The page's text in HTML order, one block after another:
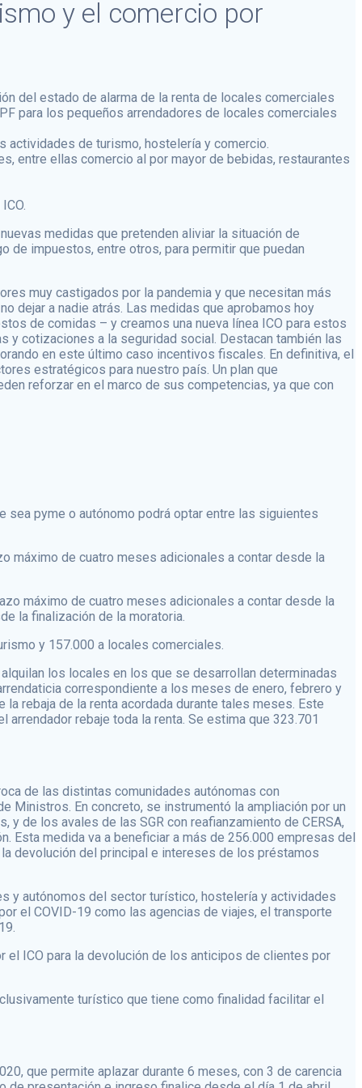
y el comercio por
del estado de alarma de la renta de locales comerciales
para los pequeños arrendadores de locales comerciales
actividades de turismo, hostelería y comercio.
entre ellas comercio al por mayor de bebidas, restaurantes
medidas que pretenden aliviar la situación de
impuestos, entre otros, para permitir que puedan
muy castigados por la pandemia y que necesitan más
dejar a nadie atrás. Las medidas que aprobamos hoy
de comidas – y creamos una nueva línea ICO para estos
y cotizaciones a la seguridad social. Destacan también las
en este último caso incentivos fiscales. En definitiva, el
estratégicos para nuestro país. Un plan que
reforzar en el marco de sus competencias, ya que con
sea pyme o autónomo podrá optar entre las siguientes
máximo de cuatro meses adicionales a contar desde la
máximo de cuatro meses adicionales a contar desde la
la finalización de la moratoria.
y 157.000 a locales comerciales.
los locales en los que se desarrollan determinadas
correspondiente a los meses de enero, febrero y
rebaja de la renta acordada durante tales meses. Este
rebaje toda la renta. Se estima que 323.701
de las distintas comunidades autónomas con
Ministros. En concreto, se instrumentó la ampliación por un
de los avales de las SGR con reafianzamiento de CERSA,
Esta medida va a beneficiar a más de 256.000 empresas del
devolución del principal e intereses de los préstamos
y autónomos del sector turístico, hostelería y actividades
el COVID-19 como las agencias de viajes, el transporte
ICO para la devolución de los anticipos de clientes por
turístico que tiene como finalidad facilitar el
que permite aplazar durante 6 meses, con 3 de carencia